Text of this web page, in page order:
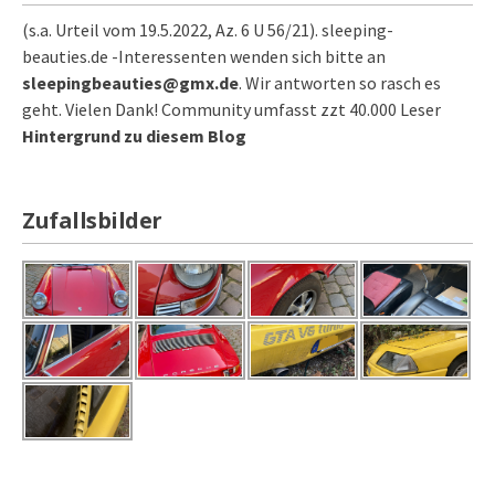
(s.a. Urteil vom 19.5.2022, Az. 6 U 56/21). sleeping-
beauties.de -Interessenten wenden sich bitte an
sleepingbeauties@gmx.de. Wir antworten so rasch es
geht. Vielen Dank! Community umfasst zzt 40.000 Leser
Hintergrund zu diesem Blog
Zufallsbilder